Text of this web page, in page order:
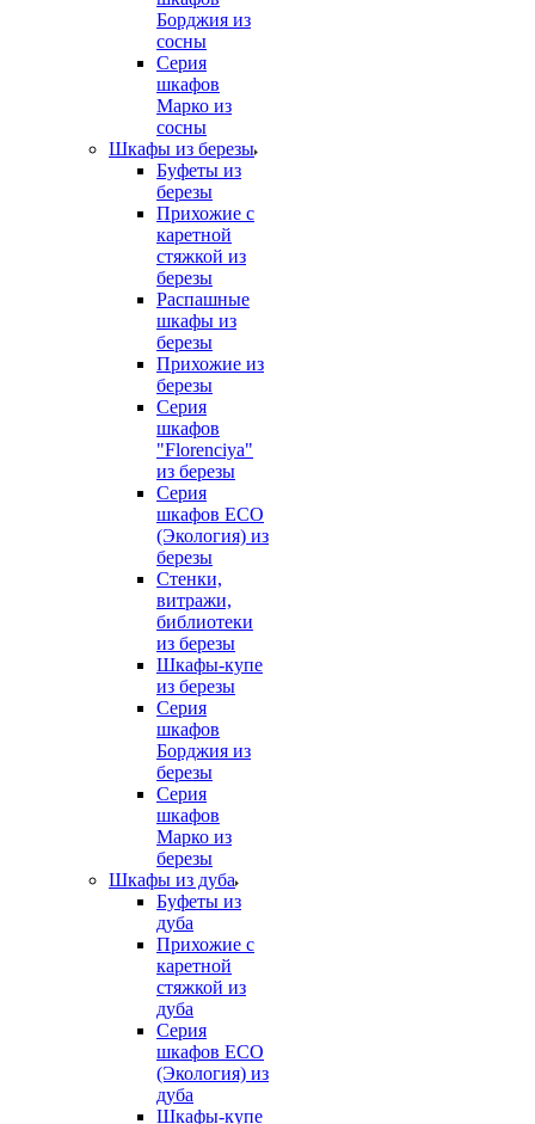
Борджия из
сосны
Серия
шкафов
Марко из
сосны
Шкафы из березы
Буфеты из
березы
Прихожие с
каретной
стяжкой из
березы
Распашные
шкафы из
березы
Прихожие из
березы
Серия
шкафов
"Florenciya"
из березы
Серия
шкафов ECO
(Экология) из
березы
Стенки,
витражи,
библиотеки
из березы
Шкафы-купе
из березы
Серия
шкафов
Борджия из
березы
Серия
шкафов
Марко из
березы
Шкафы из дуба
Буфеты из
дуба
Прихожие с
каретной
стяжкой из
дуба
Серия
шкафов ECO
(Экология) из
дуба
Шкафы-купе